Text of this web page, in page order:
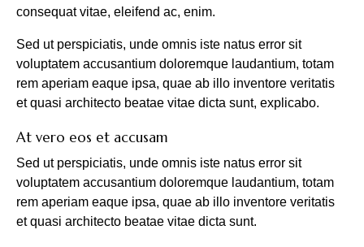
consequat vitae, eleifend ac, enim.
Sed ut perspiciatis, unde omnis iste natus error sit
voluptatem accusantium doloremque laudantium, totam
rem aperiam eaque ipsa, quae ab illo inventore veritatis
et quasi architecto beatae vitae dicta sunt, explicabo.
At vero eos et accusam
Sed ut perspiciatis, unde omnis iste natus error sit
voluptatem accusantium doloremque laudantium, totam
rem aperiam eaque ipsa, quae ab illo inventore veritatis
et quasi architecto beatae vitae dicta sunt.